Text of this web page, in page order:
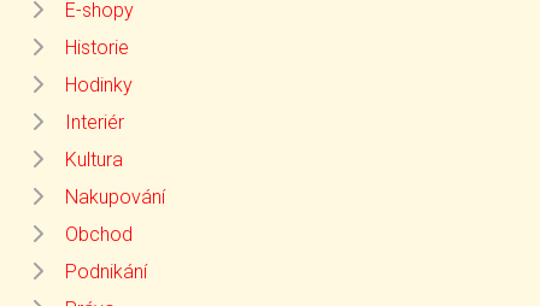
E-shopy
Historie
Hodinky
Interiér
Kultura
Nakupování
Obchod
Podnikání